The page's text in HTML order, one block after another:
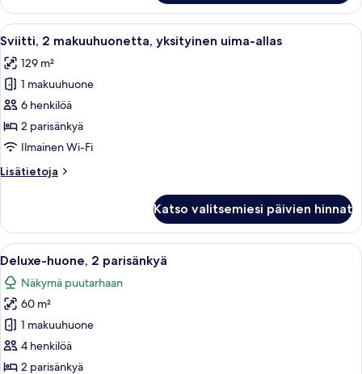
Only,
Bedroom
Suite
Pool
Avaa
kaikki
huonetyypin
Sviitti,
2
makuuhuonetta,
yksityinen
allas
Kirkasvetinen uima-allas, jonka
10
Sviitti, 2 makuuhuonetta, yksityinen uima-allas
129 m²
1 makuuhuone
6 henkilöä
2 parisänkyä
Ilmainen Wi-Fi
Lisätietoja
Lisätietoja
makuuhuonetta,
yksityinen
uima-
Katso valitsemiesi päivien hinnat
Avaa
kaikki
huonetyypin
Deluxe-
huone,
2
parisänkyä
Hotellihuone, jossa on kaksi sänkyä,
5
Deluxe-huone, 2 parisänkyä
Näkymä puutarhaan
60 m²
1 makuuhuone
4 henkilöä
2 parisänkyä